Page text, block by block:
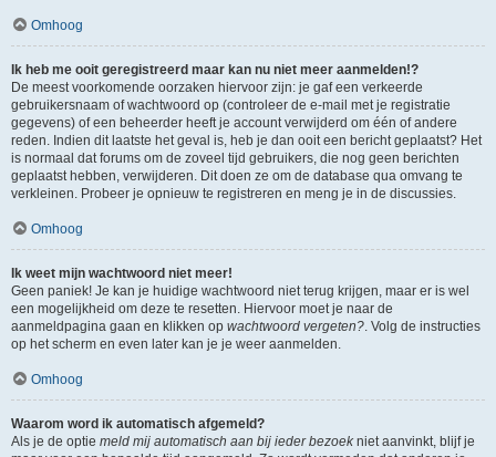
Omhoog
Ik heb me ooit geregistreerd maar kan nu niet meer aanmelden!?
De meest voorkomende oorzaken hiervoor zijn: je gaf een verkeerde
gebruikersnaam of wachtwoord op (controleer de e-mail met je registratie
gegevens) of een beheerder heeft je account verwijderd om één of andere
reden. Indien dit laatste het geval is, heb je dan ooit een bericht geplaatst? Het
is normaal dat forums om de zoveel tijd gebruikers, die nog geen berichten
geplaatst hebben, verwijderen. Dit doen ze om de database qua omvang te
verkleinen. Probeer je opnieuw te registreren en meng je in de discussies.
Omhoog
Ik weet mijn wachtwoord niet meer!
Geen paniek! Je kan je huidige wachtwoord niet terug krijgen, maar er is wel
een mogelijkheid om deze te resetten. Hiervoor moet je naar de
aanmeldpagina gaan en klikken op wachtwoord vergeten?. Volg de instructies
op het scherm en even later kan je je weer aanmelden.
Omhoog
Waarom word ik automatisch afgemeld?
Als je de optie meld mij automatisch aan bij ieder bezoekniet aanvinkt, blijf je